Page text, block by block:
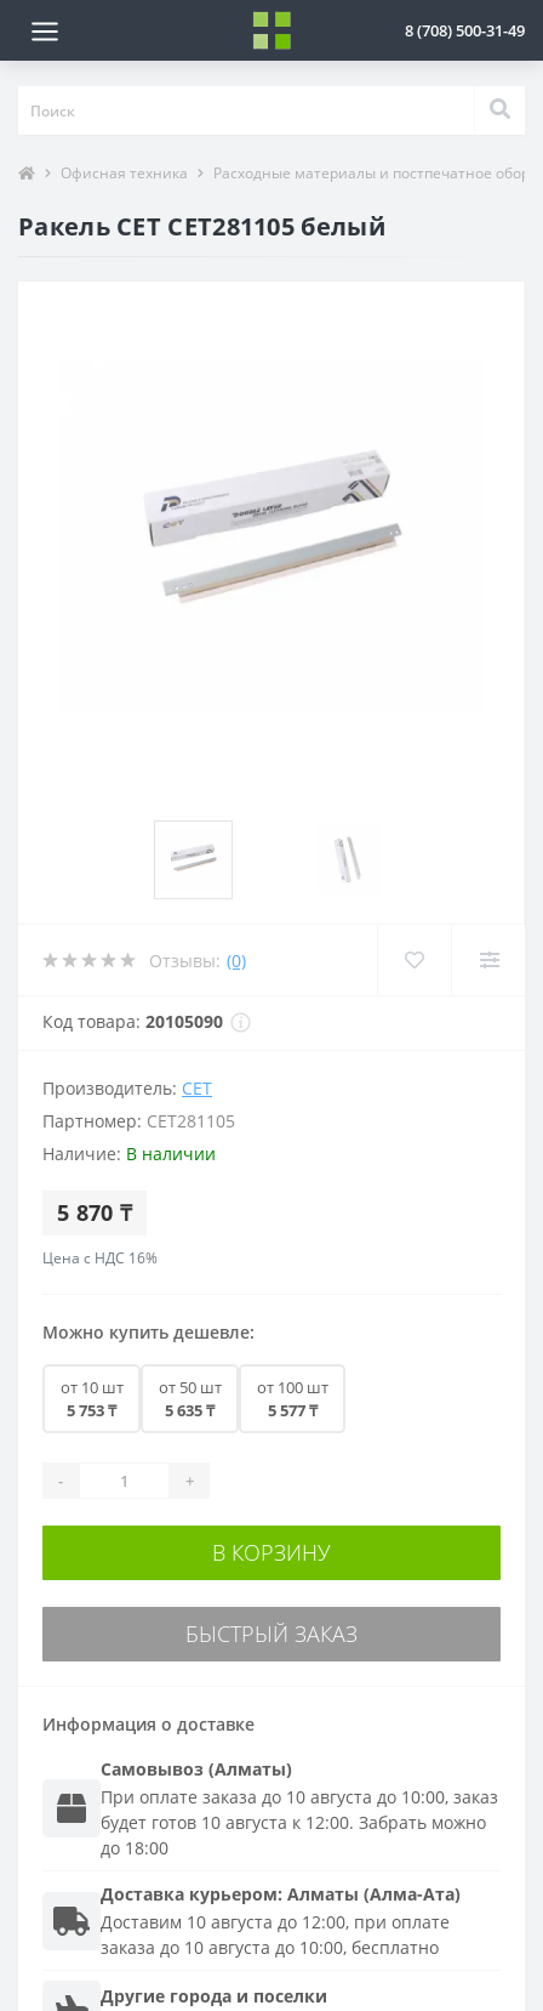
8 (708) 500-31-49
Офисная техника Расходные материалы и постпечатное
Ракель CET CET281105 белый
Отзывы: (0)
Код товара: 20105090
Производитель: CET
Партномер: CET281105
Наличие: В наличии
5 870 ₸
Цена с НДС 16%
Можно купить дешевле:
от 10 шт
5 753 ₸
от 50 шт
5 635 ₸
от 100 шт
5 577 ₸
- +
В КОРЗИНУ
БЫСТРЫЙ ЗАКАЗ
Информация о доставке
Самовывоз (Алматы)
При оплате заказа до 10 августа до 10:00, заказ
будет готов 10 августа к 12:00. Забрать можно
до 18:00
Доставка курьером: Алматы (Алма-Ата)
Доставим 10 августа до 12:00, при оплате
заказа до 10 августа до 10:00, бесплатно
Другие города и поселки